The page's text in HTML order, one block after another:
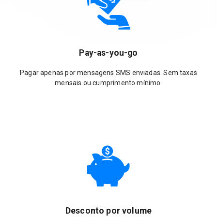
Pay-as-you-go
Pagar apenas por mensagens SMS enviadas. Sem taxas
mensais ou cumprimento mínimo.
Desconto por volume